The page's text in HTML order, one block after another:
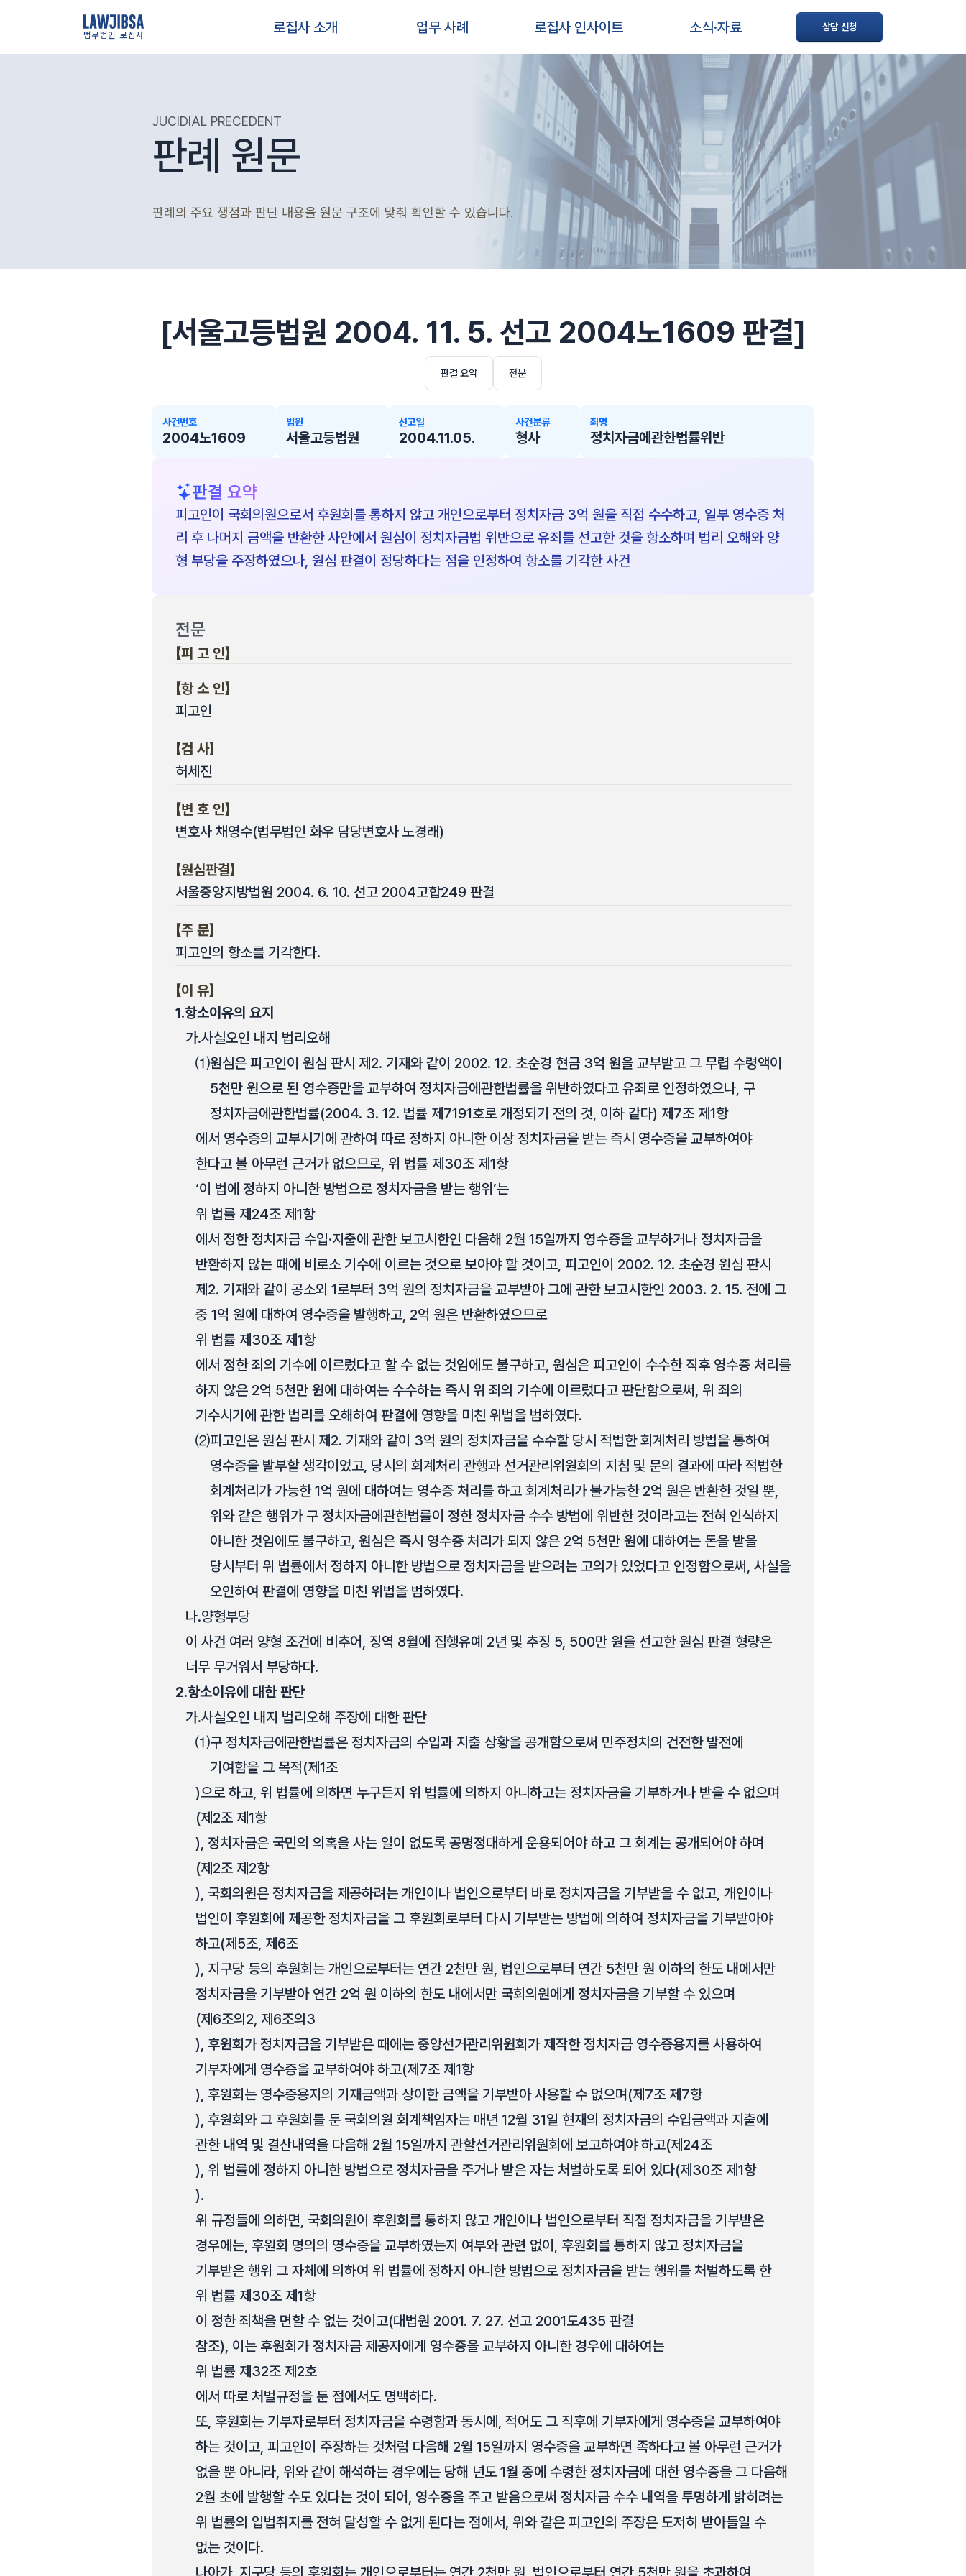
법무법인 로집사 로집사 소개 업무 사례 로집사 인사이트 소식·자료 상담 신청
JUCIDIAL PRECEDENT
판례 원문
판례의 주요 쟁점과 판단 내용을 원문 구조에 맞춰 확인할 수 있습니다.
[서울고등법원 2004. 11. 5. 선고 2004노1609 판결]
판결 요약 전문
사건번호
2004노1609
법원
서울고등법원
선고일
2004.11.05.
사건분류
형사
죄명
정치자금에관한법률위반
판결 요약
피고인이 국회의원으로서 후원회를 통하지 않고 개인으로부터 정치자금 3억 원을 직접 수수하고, 일부 영수증 처
리 후 나머지 금액을 반환한 사안에서 원심이 정치자금법 위반으로 유죄를 선고한 것을 항소하며 법리 오해와 양
형 부당을 주장하였으나, 원심 판결이 정당하다는 점을 인정하여 항소를 기각한 사건
전문
【피 고 인】
【항 소 인】
피고인
【검 사】
허세진
【변 호 인】
변호사 채영수(법무법인 화우 담당변호사 노경래)
【원심판결】
서울중앙지방법원 2004. 6. 10. 선고 2004고합249 판결
【주 문】
피고인의 항소를 기각한다.
【이 유】
1.항소이유의 요지
가.사실오인 내지 법리오해
⑴원심은 피고인이 원심 판시 제2. 기재와 같이 2002. 12. 초순경 현금 3억 원을 교부받고 그 무렵 수령액이
5천만 원으로 된 영수증만을 교부하여 정치자금에관한법률을 위반하였다고 유죄로 인정하였으나, 구
정치자금에관한법률(2004. 3. 12. 법률 제7191호로 개정되기 전의 것, 이하 같다) 제7조 제1항
에서 영수증의 교부시기에 관하여 따로 정하지 아니한 이상 정치자금을 받는 즉시 영수증을 교부하여야
한다고 볼 아무런 근거가 없으므로, 위 법률 제30조 제1항
‘이 법에 정하지 아니한 방법으로 정치자금을 받는 행위’는
위 법률 제24조 제1항
에서 정한 정치자금 수입·지출에 관한 보고시한인 다음해 2월 15일까지 영수증을 교부하거나 정치자금을
반환하지 않는 때에 비로소 기수에 이르는 것으로 보아야 할 것이고, 피고인이 2002. 12. 초순경 원심 판시
제2. 기재와 같이 공소외 1로부터 3억 원의 정치자금을 교부받아 그에 관한 보고시한인 2003. 2. 15. 전에 그
중 1억 원에 대하여 영수증을 발행하고, 2억 원은 반환하였으므로
위 법률 제30조 제1항
에서 정한 죄의 기수에 이르렀다고 할 수 없는 것임에도 불구하고, 원심은 피고인이 수수한 직후 영수증 처리를
하지 않은 2억 5천만 원에 대하여는 수수하는 즉시 위 죄의 기수에 이르렀다고 판단함으로써, 위 죄의
기수시기에 관한 법리를 오해하여 판결에 영향을 미친 위법을 범하였다.
⑵피고인은 원심 판시 제2. 기재와 같이 3억 원의 정치자금을 수수할 당시 적법한 회계처리 방법을 통하여
영수증을 발부할 생각이었고, 당시의 회계처리 관행과 선거관리위원회의 지침 및 문의 결과에 따라 적법한
회계처리가 가능한 1억 원에 대하여는 영수증 처리를 하고 회계처리가 불가능한 2억 원은 반환한 것일 뿐,
위와 같은 행위가 구 정치자금에관한법률이 정한 정치자금 수수 방법에 위반한 것이라고는 전혀 인식하지
아니한 것임에도 불구하고, 원심은 즉시 영수증 처리가 되지 않은 2억 5천만 원에 대하여는 돈을 받을
당시부터 위 법률에서 정하지 아니한 방법으로 정치자금을 받으려는 고의가 있었다고 인정함으로써, 사실을
오인하여 판결에 영향을 미친 위법을 범하였다.
나.양형부당
이 사건 여러 양형 조건에 비추어, 징역 8월에 집행유예 2년 및 추징 5, 500만 원을 선고한 원심 판결 형량은
너무 무거워서 부당하다.
2.항소이유에 대한 판단
가.사실오인 내지 법리오해 주장에 대한 판단
⑴구 정치자금에관한법률은 정치자금의 수입과 지출 상황을 공개함으로써 민주정치의 건전한 발전에
기여함을 그 목적(제1조
)으로 하고, 위 법률에 의하면 누구든지 위 법률에 의하지 아니하고는 정치자금을 기부하거나 받을 수 없으며
(제2조 제1항
), 정치자금은 국민의 의혹을 사는 일이 없도록 공명정대하게 운용되어야 하고 그 회계는 공개되어야 하며
(제2조 제2항
), 국회의원은 정치자금을 제공하려는 개인이나 법인으로부터 바로 정치자금을 기부받을 수 없고, 개인이나
법인이 후원회에 제공한 정치자금을 그 후원회로부터 다시 기부받는 방법에 의하여 정치자금을 기부받아야
하고(제5조, 제6조
), 지구당 등의 후원회는 개인으로부터는 연간 2천만 원, 법인으로부터 연간 5천만 원 이하의 한도 내에서만
정치자금을 기부받아 연간 2억 원 이하의 한도 내에서만 국회의원에게 정치자금을 기부할 수 있으며
(제6조의2, 제6조의3
), 후원회가 정치자금을 기부받은 때에는 중앙선거관리위원회가 제작한 정치자금 영수증용지를 사용하여
기부자에게 영수증을 교부하여야 하고(제7조 제1항
), 후원회는 영수증용지의 기재금액과 상이한 금액을 기부받아 사용할 수 없으며(제7조 제7항
), 후원회와 그 후원회를 둔 국회의원 회계책임자는 매년 12월 31일 현재의 정치자금의 수입금액과 지출에
관한 내역 및 결산내역을 다음해 2월 15일까지 관할선거관리위원회에 보고하여야 하고(제24조
), 위 법률에 정하지 아니한 방법으로 정치자금을 주거나 받은 자는 처벌하도록 되어 있다(제30조 제1항
).
위 규정들에 의하면, 국회의원이 후원회를 통하지 않고 개인이나 법인으로부터 직접 정치자금을 기부받은
경우에는, 후원회 명의의 영수증을 교부하였는지 여부와 관련 없이, 후원회를 통하지 않고 정치자금을
기부받은 행위 그 자체에 의하여 위 법률에 정하지 아니한 방법으로 정치자금을 받는 행위를 처벌하도록 한
위 법률 제30조 제1항
이 정한 죄책을 면할 수 없는 것이고(대법원 2001. 7. 27. 선고 2001도435 판결
참조), 이는 후원회가 정치자금 제공자에게 영수증을 교부하지 아니한 경우에 대하여는
위 법률 제32조 제2호
에서 따로 처벌규정을 둔 점에서도 명백하다.
또, 후원회는 기부자로부터 정치자금을 수령함과 동시에, 적어도 그 직후에 기부자에게 영수증을 교부하여야
하는 것이고, 피고인이 주장하는 것처럼 다음해 2월 15일까지 영수증을 교부하면 족하다고 볼 아무런 근거가
없을 뿐 아니라, 위와 같이 해석하는 경우에는 당해 년도 1월 중에 수령한 정치자금에 대한 영수증을 그 다음해
2월 초에 발행할 수도 있다는 것이 되어, 영수증을 주고 받음으로써 정치자금 수수 내역을 투명하게 밝히려는
위 법률의 입법취지를 전혀 달성할 수 없게 된다는 점에서, 위와 같은 피고인의 주장은 도저히 받아들일 수
없는 것이다.
나아가, 지구당 등의 후원회는 개인으로부터는 연간 2천만 원, 법인으로부터 연간 5천만 원을 초과하여